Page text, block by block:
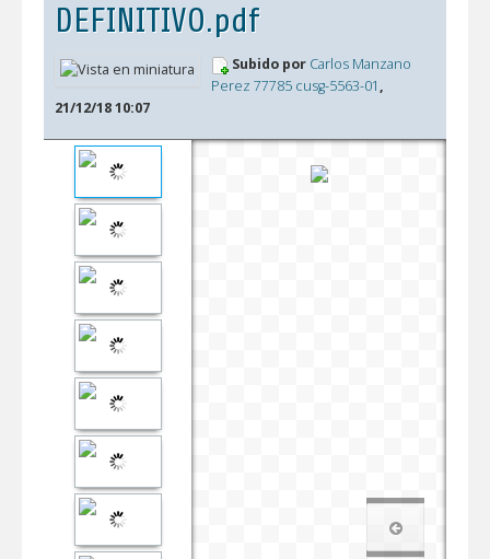
DEFINITIVO.pdf
Subido por Carlos Manzano
Perez 77785 cusg-5563-01 ,
21/12/18 10:07